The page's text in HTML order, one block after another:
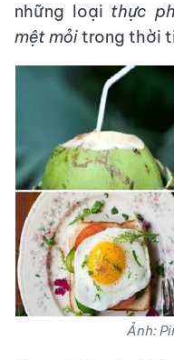
những loại thực
mệt mỏitrong thời
Ảnh: